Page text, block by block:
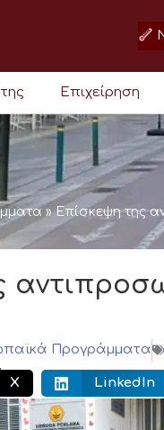
Επιχείρηση
»Επίσκεψη της
Προγράμματα
X LinkedIn